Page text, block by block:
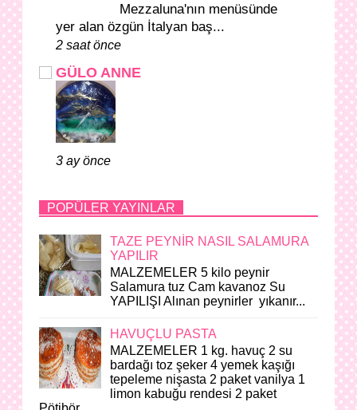
Mezzaluna'nın menüsünde
yer alan özgün İtalyan baş...
2 saat önce
GÜLO ANNE
3 ay önce
POPÜLER YAYINLAR
TAZE PEYNİR NASIL SALAMURA
YAPILIR
MALZEMELER 5 kilo peynir
Salamura tuz Cam kavanoz Su
YAPILIŞI Alınan peynirler yıkanır...
HAVUÇLU PASTA
MALZEMELER 1 kg. havuç 2 su
bardağı toz şeker 4 yemek kaşığı
tepeleme nişasta 2 paket vanilya 1
limon kabuğu rendesi 2 paket